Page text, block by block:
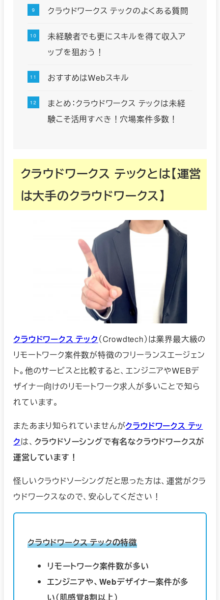
クラウドワークス テックのよくある質問
未経験者でも更にスキルを得て収入ア
ップを狙おう！
おすすめはWebスキル
まとめ：クラウドワークス テックは未経
験こそ活用すべき！穴場案件多数！
クラウドワークス テックとは【運営
は大手のクラウドワークス】
クラウドワークス テック（Crowdtech）は業界最大級の
リモートワーク案件数が特徴のフリーランスエージェン
ト。他のサービスと比較すると、エンジニアやWEBデ
ザイナー向けのリモートワーク求人が多いことで知ら
れています。
またあまり知られていませんがクラウドワークス テッ
クは、 クラウドソーシングで有名なクラウドワークスが
運営しています！
怪しいクラウドソーシングだと思った方は、運営がクラ
ウドワークスなので、安心してください！
クラウドワークス テックの特徴
リモートワーク案件数が多い
エンジニアや、Webデザイナー案件が多
い（肌感覚8割以上）